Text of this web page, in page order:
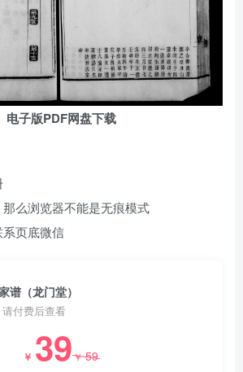
电子版PDF网盘下载
么浏览器不能是无痕模式
页底微信
谱（龙门堂）
付费后查看
￥ 39￥59